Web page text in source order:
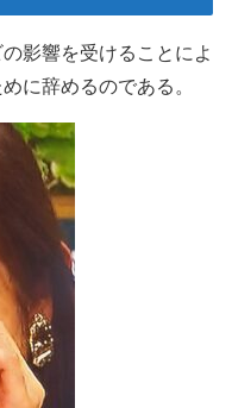
影響を受けることによ
に辞めるのである。